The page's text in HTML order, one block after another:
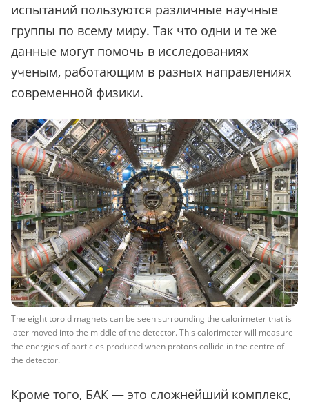
испытаний пользуются различные научные
группы по всему миру. Так что одни и те же
данные могут помочь в исследованиях
ученым, работающим в разных направлениях
современной физики.
The eight toroid magnets can be seen surrounding the calorimeter that is
later moved into the middle of the detector. This calorimeter will measure
the energies of particles produced when protons collide in the centre of
the detector.
Кроме того, БАК — это сложнейший комплекс,